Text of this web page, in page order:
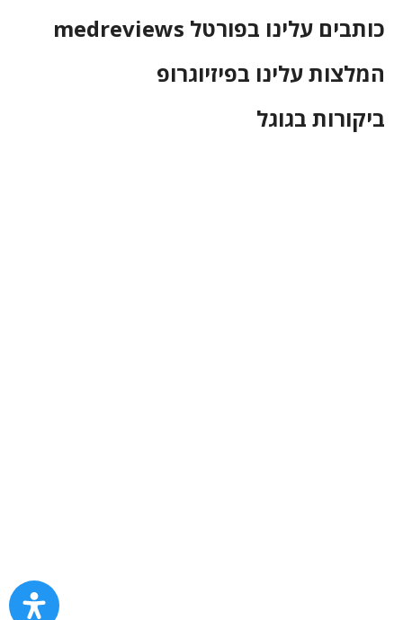
כותבים עלינו בפורטל medreviews
המלצות עלינו בפיזיוגרופ
ביקורות בגוגל